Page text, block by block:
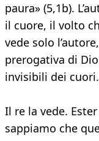
paura» (5,1b).
il cuore, il volto
vede solo
prerogativa di
invisibili dei cuori.
Il re la vede.
sappiamo che